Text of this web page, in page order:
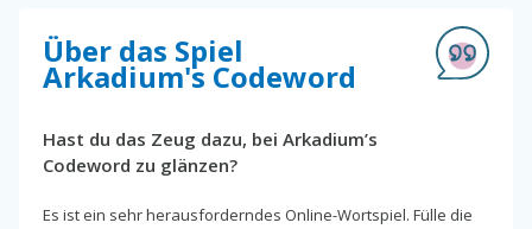
Über das Spiel
Arkadium's Codeword
Hast du das Zeug dazu, bei Arkadium’s
Codeword zu glänzen?
Es ist ein sehr herausforderndes Online-Wortspiel. Fülle die